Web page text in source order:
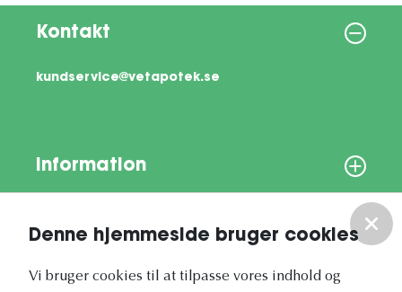
Denne hjemmeside bruger cookies
Vi bruger cookies til at tilpasse vores indhold og
Kontakt
kundservice@vetapotek.se
Information
Vores nyhedsbrev